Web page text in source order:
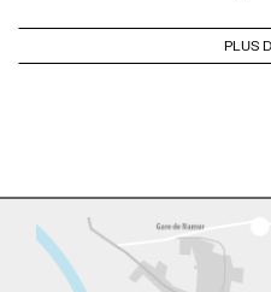
PLUS